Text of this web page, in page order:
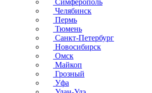
Симферополь
Челябинск
Пермь
Тюмень
Санкт-Петербург
Новосибирск
Омск
Майкоп
Грозный
Уфа